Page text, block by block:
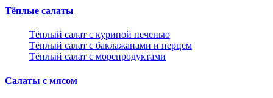
Тёплые салаты
Тёплый салат с куриной печенью
Тёплый салат с баклажанами и перцем
Тёплый салат с морепродуктами
Салаты с мясом